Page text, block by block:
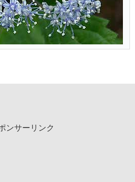
ンサーリンク